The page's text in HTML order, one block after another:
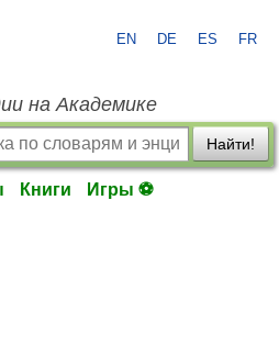
EN DE ES FR
на Академике
Найти!
Книги Игры ⚽